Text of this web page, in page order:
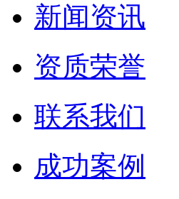
新闻资讯
资质荣誉
联系我们
成功案例